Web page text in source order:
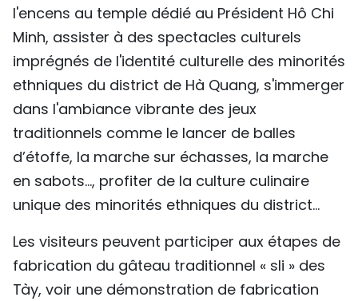
РУССКИЙ
ESPAÑOL
l'encens au temple dédié au Président Hô Chi
Minh, assister à des spectacles culturels
imprégnés de l'identité culturelle des minorités
ethniques du district de Hà Quang, s'immerger
dans l'ambiance vibrante des jeux
traditionnels comme le lancer de balles
d’étoffe, la marche sur échasses, la marche
en sabots..., profiter de la culture culinaire
unique des minorités ethniques du district...
Les visiteurs peuvent participer aux étapes de
fabrication du gâteau traditionnel « sli » des
Tày, voir une démonstration de fabrication